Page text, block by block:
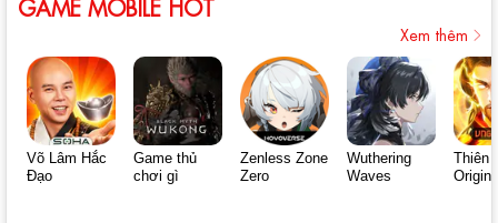
GAME MOBILE HOT
Xem thêm
Võ Lâm Hắc
Đạo
Game thủ
chơi gì
Zenless Zone
Zero
Wuthering
Waves
Thiên
Origin